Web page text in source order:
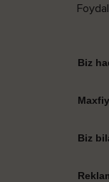
Biz
Biz